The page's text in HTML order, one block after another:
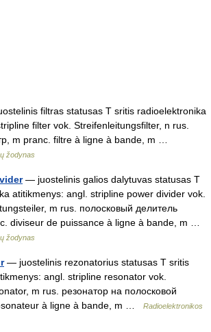
filtras statusas T sritis radioelektronika
filter vok. Streifenleitungsfilter, n rus.
m pranc. filtre à ligne à bande, m …
žodynas
— juostelinis galios dalytuvas statusas T
atitikmenys: angl. stripline power divider vok.
m rus. полосковый делитель
diviseur de puissance à ligne à bande, m …
žodynas
— juostelinis rezonatorius statusas T sritis
angl. stripline resonator vok.
m rus. резонатор на полосковой
à ligne à bande, m …
Radioelektronikos